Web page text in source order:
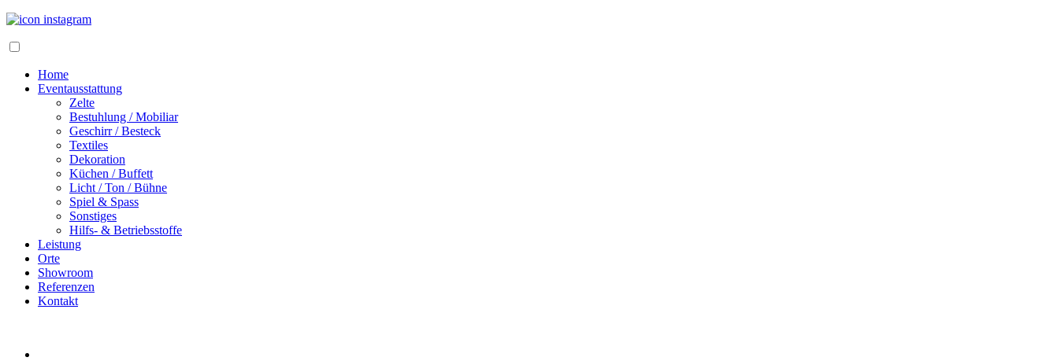
Home
Eventausstattung
Zelte
Bestuhlung / Mobiliar
Geschirr / Besteck
Textiles
Dekoration
Küchen / Buffett
Licht / Ton / Bühne
Spiel & Spass
Sonstiges
Hilfs- & Betriebsstoffe
Leistung
Orte
Showroom
Referenzen
Kontakt